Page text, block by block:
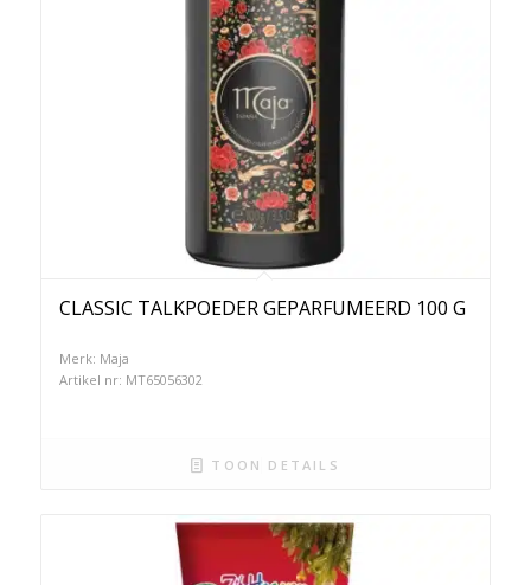
CLASSIC TALKPOEDER GEPARFUMEERD 100 G
Merk: Maja
Artikel nr: MT65056302
TOON DETAILS